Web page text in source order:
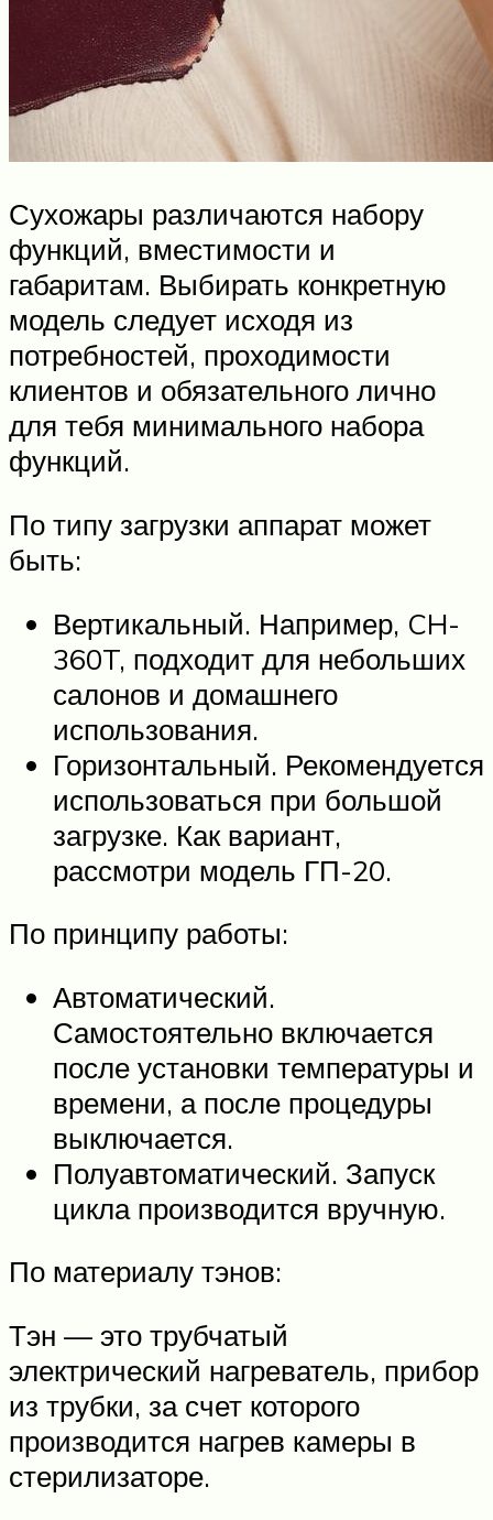
Сухожары различаются набору
функций, вместимости и
габаритам. Выбирать конкретную
модель следует исходя из
потребностей, проходимости
клиентов и обязательного лично
для тебя минимального набора
функций.
По типу загрузки аппарат может
быть:
Вертикальный. Например, CH-
360T, подходит для небольших
салонов и домашнего
использования.
Горизонтальный. Рекомендуется
использоваться при большой
загрузке. Как вариант,
рассмотри модель ГП-20.
По принципу работы:
Автоматический.
Самостоятельно включается
после установки температуры и
времени, а после процедуры
выключается.
Полуавтоматический. Запуск
цикла производится вручную.
По материалу тэнов:
Тэн — это трубчатый
электрический нагреватель, прибор
из трубки, за счет которого
производится нагрев камеры в
стерилизаторе.